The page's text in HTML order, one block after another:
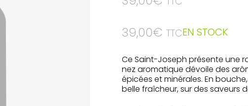
39,00€ TTCEN STOCK
Ce Saint-Joseph présente une
nez aromatique dévoile des
épicées et minérales. En
belle fraîcheur, sur des saveurs